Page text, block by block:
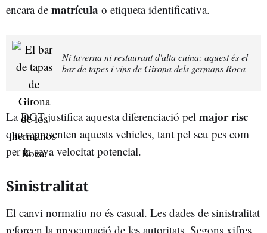
encara de matrícula o etiqueta identificativa.
Ni taverna ni restaurant d'alta cuina: aquest és el
bar de tapes i vins de Girona dels germans Roca
La DGT justifica aquesta diferenciació pel major risc
que representen aquests vehicles, tant pel seu pes com
per la seva velocitat potencial.
Sinistralitat
El canvi normatiu no és casual. Les dades de sinistralitat
reforcen la preocupació de les autoritats. Segons xifres